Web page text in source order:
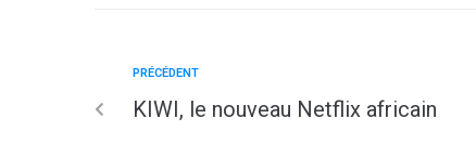
PRÉCÉDENT
KIWI, le nouveau Netflix africain